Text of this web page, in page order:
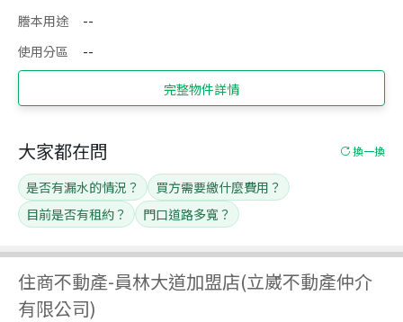
謄本用途
--
使用分區
--
完整物件詳情
住商不動產-員林大道加盟店(立崴不動產仲介
有限公司)
大家都在問 換一換
是否有漏水的情況？
買方需要繳什麼費用？
目前是否有租約？
門口道路多寬？